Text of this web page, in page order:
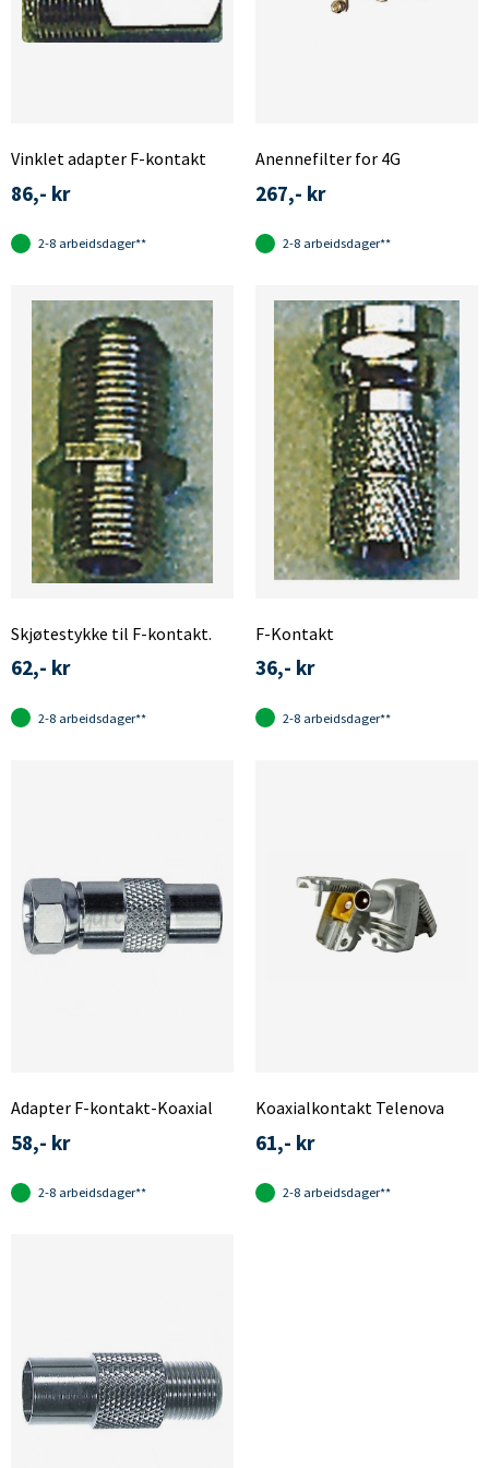
Vinklet adapter F-kontakt
86,- kr
2-8 arbeidsdager**
Anennefilter for 4G
267,- kr
2-8 arbeidsdager**
Skjøtestykke til F-kontakt.
62,- kr
2-8 arbeidsdager**
F-Kontakt
36,- kr
2-8 arbeidsdager**
Adapter F-kontakt-Koaxial
58,- kr
2-8 arbeidsdager**
Koaxialkontakt Telenova
61,- kr
2-8 arbeidsdager**